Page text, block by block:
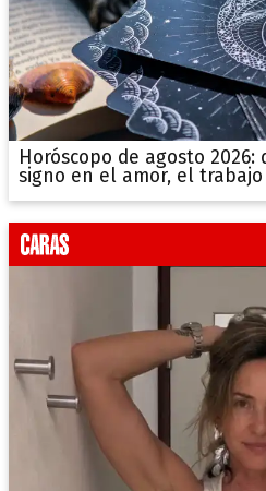
Horóscopo de agosto
signo en el amor, el